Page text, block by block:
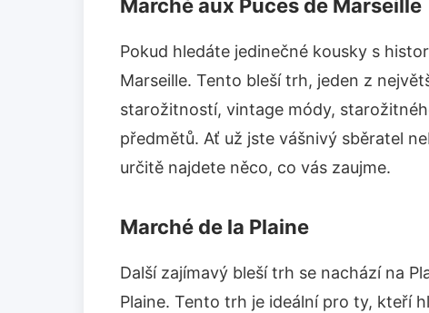
Marché aux Puces de Marseille
Pokud hledáte jedinečné kousky s
Marseille. Tento bleší trh, jeden z
starožitností, vintage módy,
předmětů. Ať už jste vášnivý sběratel
určitě najdete něco, co vás zaujme.
Marché de la Plaine
Další zajímavý bleší trh se nachází na
Plaine. Tento trh je ideální pro ty, kteří